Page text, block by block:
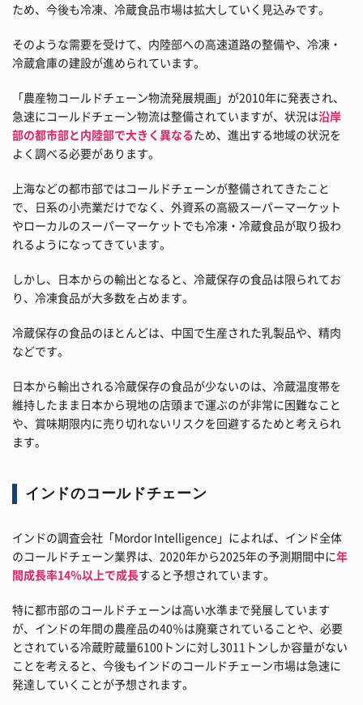
ため、今後も冷凍、冷蔵食品市場は拡大していく見込みです。
そのような需要を受けて、内陸部への高速道路の整備や、冷凍・
冷蔵倉庫の建設が進められています。
「農産物コールドチェーン物流発展規画」が2010年に発表され、
急速にコールドチェーン物流は整備されていますが、状況は沿岸
部の都市部と内陸部で大きく異なるため、進出する地域の状況を
よく調べる必要があります。
上海などの都市部ではコールドチェーンが整備されてきたこと
で、日系の小売業だけでなく、外資系の高級スーパーマーケット
やローカルのスーパーマーケットでも冷凍・冷蔵食品が取り扱わ
れるようになってきています。
しかし、日本からの輸出となると、冷蔵保存の食品は限られてお
り、冷凍食品が大多数を占めます。
冷蔵保存の食品のほとんどは、中国で生産された乳製品や、精肉
などです。
日本から輸出される冷蔵保存の食品が少ないのは、冷蔵温度帯を
維持したまま日本から現地の店頭まで運ぶのが非常に困難なこと
や、賞味期限内に売り切れないリスクを回避するためと考えられ
ます。
インドのコールドチェーン
インドの調査会社「Mordor Intelligence」によれば、インド全体
のコールドチェーン業界は、2020年から2025年の予測期間中に年
間成長率14％以上で成長すると予想されています。
特に都市部のコールドチェーンは高い水準まで発展しています
が、インドの年間の農産品の40％は廃棄されていることや、必要
とされている冷蔵貯蔵量6100トンに対し3011トンしか容量がない
ことを考えると、今後もインドのコールドチェーン市場は急速に
発達していくことが予想されます。